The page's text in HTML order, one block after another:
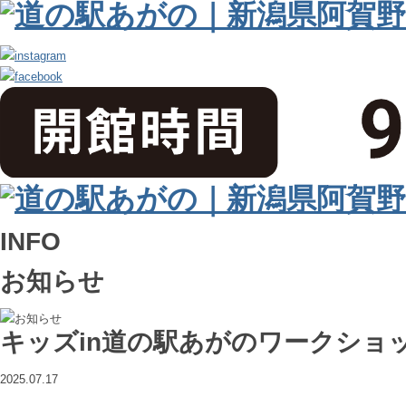
INFO
お知らせ
キッズin道の駅あがのワークショ
2025.07.17